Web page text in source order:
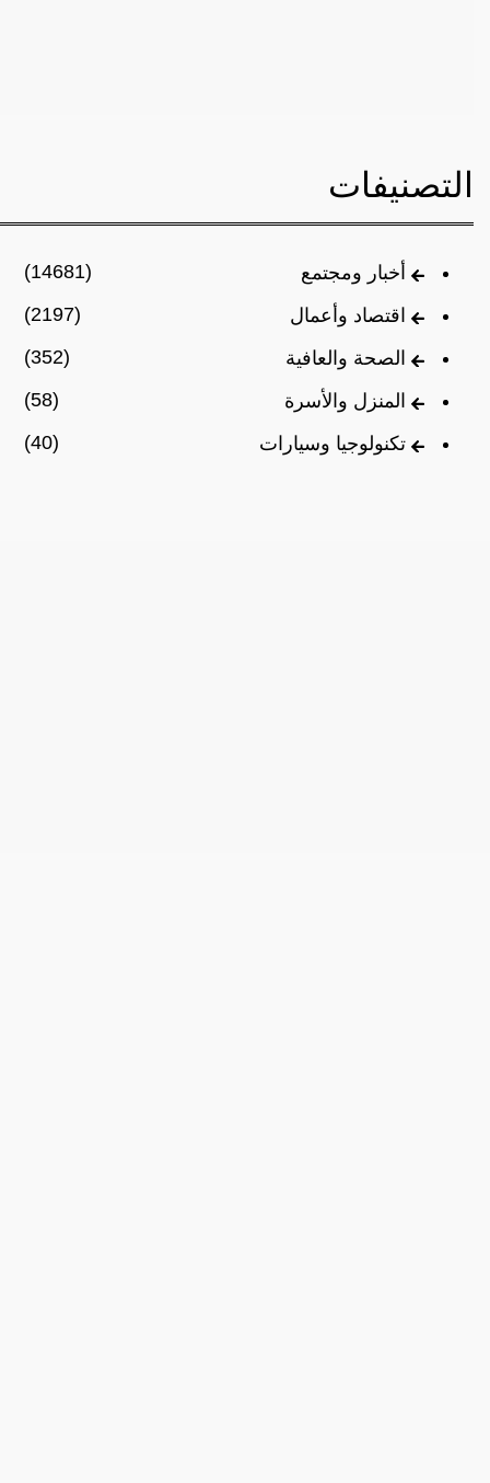
التصنيفات
أخبار ومجتمع
(14681)
اقتصاد وأعمال
(2197)
الصحة والعافية
(352)
المنزل والأسرة
(58)
تكنولوجيا وسيارات
(40)